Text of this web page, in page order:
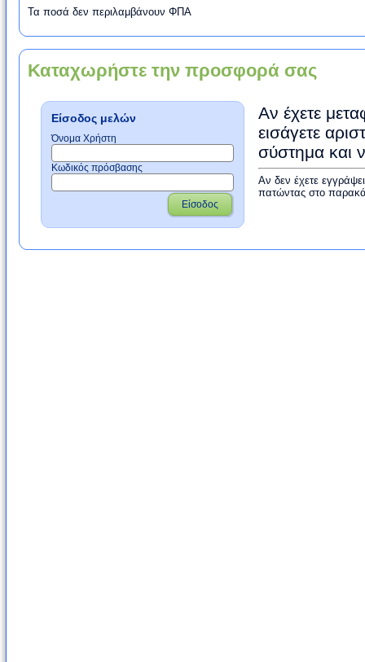
Τα ποσά δεν περιλαμβάνουν ΦΠΑ
Καταχωρήστε την προσφορά σας
Είσοδος μελών
Όνομα Χρήστη
Κωδικός πρόσβασης
Είσοδος
Αν έχετε
εισάγετε
σύστημα και
Αν δεν έχετε
πατώντας στο